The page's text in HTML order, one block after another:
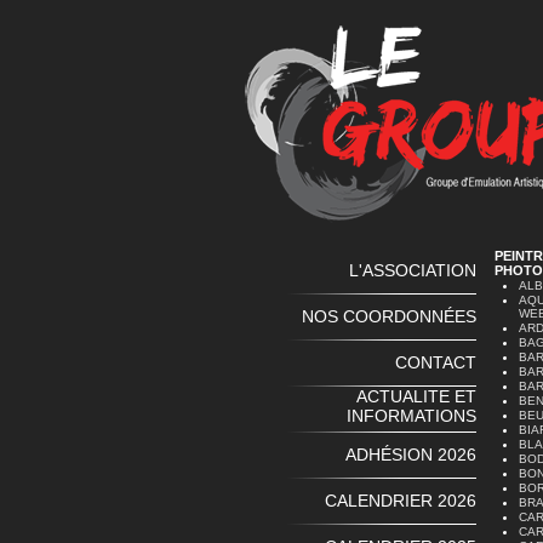
L'ASSOCIATION
NOS COORDONNÉES
CONTACT
ACTUALITE ET
INFORMATIONS
ADHÉSION 2026
CALENDRIER 2026